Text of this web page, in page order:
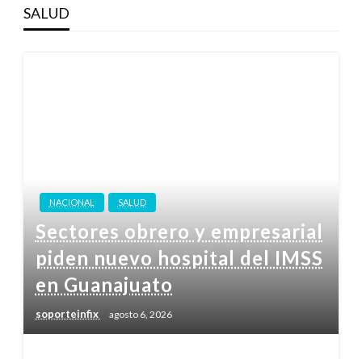
SALUD
NACIONAL SALUD
Sectores obrero y empresarial
piden nuevo hospital del IMSS
en Guanajuato
soporteinfix agosto 6, 2026